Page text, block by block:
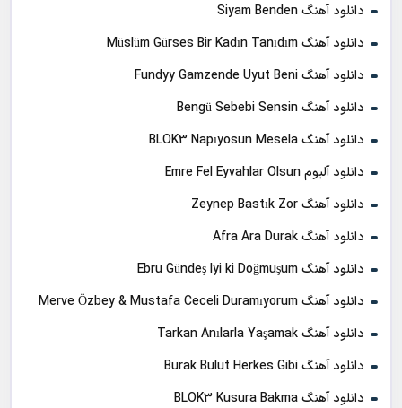
دانلود آهنگ Siyam Benden
دانلود آهنگ Müslüm Gürses Bir Kadın Tanıdım
دانلود آهنگ Fundyy Gamzende Uyut Beni
دانلود آهنگ Bengü Sebebi Sensin
دانلود آهنگ BLOK3 Napıyosun Mesela
دانلود آلبوم Emre Fel Eyvahlar Olsun
دانلود آهنگ Zeynep Bastık Zor
دانلود آهنگ Afra Ara Durak
دانلود آهنگ Ebru Gündeş Iyi ki Doğmuşum
دانلود آهنگ Merve Özbey & Mustafa Ceceli Duramıyorum
دانلود آهنگ Tarkan Anılarla Yaşamak
دانلود آهنگ Burak Bulut Herkes Gibi
دانلود آهنگ BLOK3 Kusura Bakma